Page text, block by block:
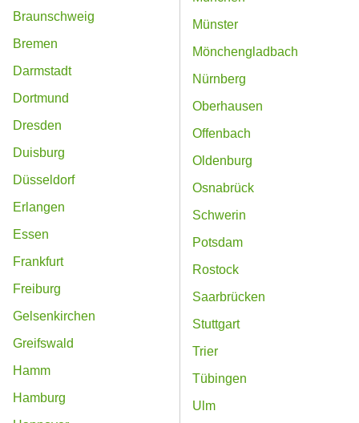
Braunschweig
Bremen
Darmstadt
Dortmund
Dresden
Duisburg
Düsseldorf
Erlangen
Essen
Frankfurt
Freiburg
Gelsenkirchen
Greifswald
Hamm
Hamburg
Münster
Mönchengladbach
Nürnberg
Oberhausen
Offenbach
Oldenburg
Osnabrück
Schwerin
Potsdam
Rostock
Saarbrücken
Stuttgart
Trier
Tübingen
Ulm